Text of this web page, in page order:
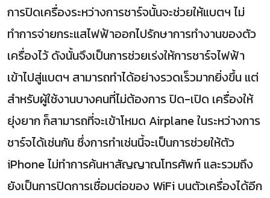
การปิดเครื่องระหว่างการชาร์จนั้นจะช่วยให้แบตฯ ไม่
ทำการจ่ายกระแสไฟฟ้าออกไปรักษาการทำงานของตัว
เครื่องไว้ ดังนั้นจึงเป็นการช่วยเร่งให้การชาร์จไฟฟ้า
เข้าไปสู่แบตฯ สามารถทำได้อย่างรวดเร็วมากยิ่งขึ้น แต่
สำหรับผู้ใช้งานบางคนที่ไม่ต้องการ ปิด-เปิด เครื่องให้
ยุ่งยาก ก็สามารถที่จะเข้าโหมด Airplane ในระหว่างการ
ชาร์จได้เช่นกัน ซึ่งการทำเช่นนี้จะเป็นการช่วยให้ตัว
iPhone ไม่ทำการค้นหาสัญญาณโทรศัพท์ และรวมถึง
ยังเป็นการปิดการเชื่อมต่อของ WiFi บนตัวเครื่องได้อีก